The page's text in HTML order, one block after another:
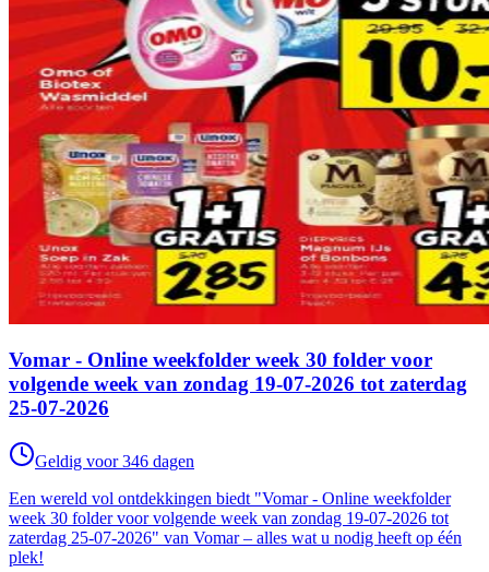
Vomar - Online weekfolder week 30 folder voor
volgende week van zondag 19-07-2026 tot zaterdag
25-07-2026
Geldig voor 346 dagen
Een wereld vol ontdekkingen biedt "Vomar - Online weekfolder
week 30 folder voor volgende week van zondag 19-07-2026 tot
zaterdag 25-07-2026" van Vomar – alles wat u nodig heeft op één
plek!